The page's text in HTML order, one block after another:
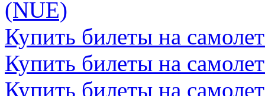
(NUE)
Купить билеты на
Купить билеты на
Купить билеты на